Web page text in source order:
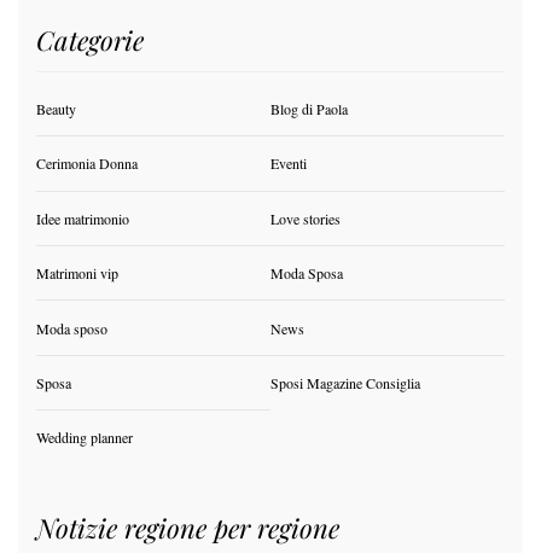
Categorie
Beauty Blog di Paola
Cerimonia Donna Eventi
Idee matrimonio Love stories
Matrimoni vip Moda Sposa
Moda sposo News
Sposa Sposi Magazine Consiglia
Wedding planner
Notizie regione per regione